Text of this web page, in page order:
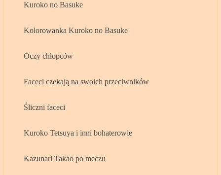
Kuroko no Basuke
Kolorowanka Kuroko no Basuke
Oczy chłopców
Faceci czekają na swoich przeciwników
Śliczni faceci
Kuroko Tetsuya i inni bohaterowie
Kazunari Takao po meczu